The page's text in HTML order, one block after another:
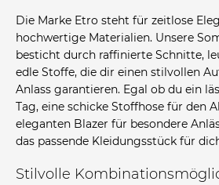
Die Marke Etro steht für zeitlose
hochwertige Materialien. Unsere
besticht durch raffinierte Schnitte,
edle Stoffe, die dir einen stilvollen
Anlass garantieren. Egal ob du ein
Tag, eine schicke Stoffhose für den
eleganten Blazer für besondere
das passende Kleidungsstück für
Stilvolle